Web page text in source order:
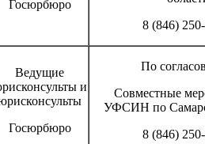
Госюрбюро
8 (846)
Ведущие
и
Госюрбюро
По
Совместные
УФСИН по
8 (846)